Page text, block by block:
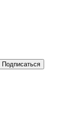
Подписаться